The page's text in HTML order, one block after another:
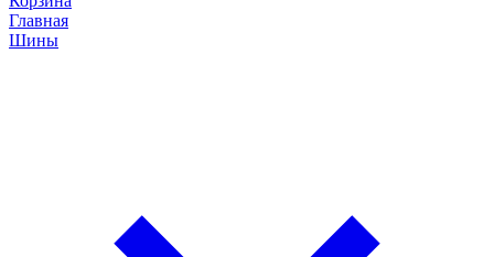
Главная
Шины